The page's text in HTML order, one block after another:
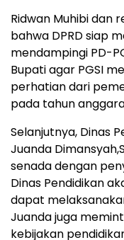
Ridwan Muhibi dan
bahwa DPRD siap
mendampingi PD-
Bupati agar PGSI
perhatian dari
pada tahun
Selanjutnya, Dinas
Juanda
senada dengan
Dinas Pendidikan
dapat
Juanda juga
kebijakan